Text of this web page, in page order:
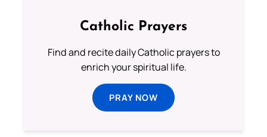
Catholic Prayers
Find and recite daily Catholic prayers to
enrich your spiritual life.
PRAY NOW